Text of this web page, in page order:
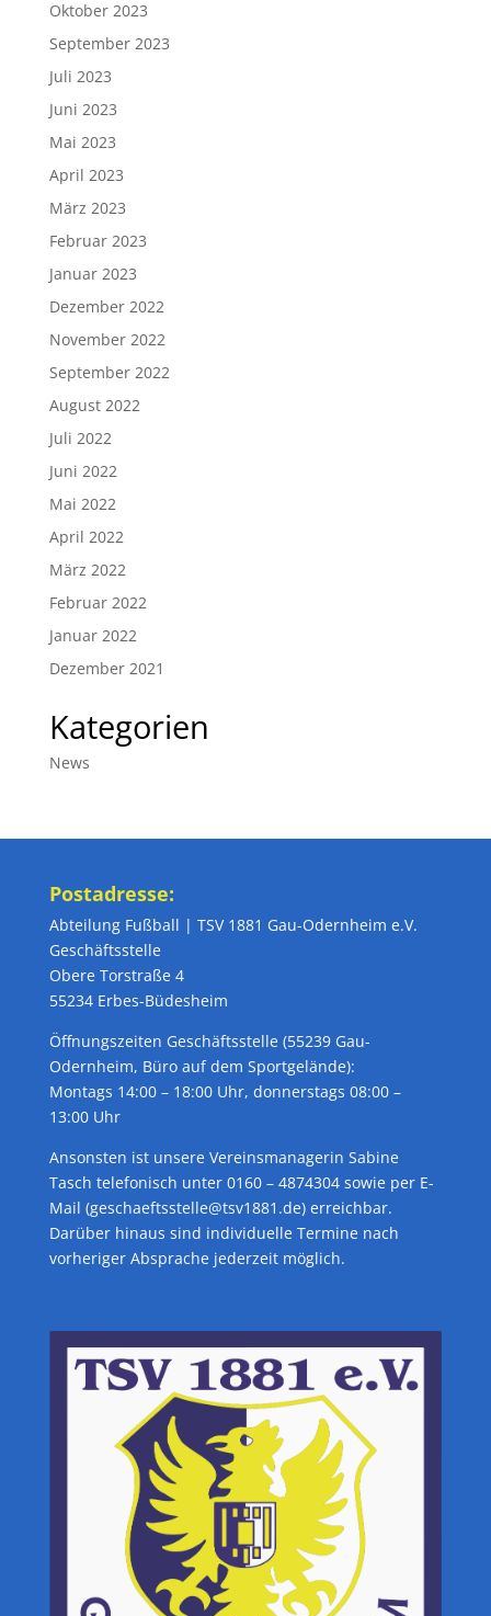
Oktober 2023
September 2023
Juli 2023
Juni 2023
Mai 2023
April 2023
März 2023
Februar 2023
Januar 2023
Dezember 2022
November 2022
September 2022
August 2022
Juli 2022
Juni 2022
Mai 2022
April 2022
März 2022
Februar 2022
Januar 2022
Dezember 2021
Kategorien
News
Postadresse:
Abteilung Fußball | TSV 1881 Gau-Odernheim e.V.
Geschäftsstelle
Obere Torstraße 4
55234 Erbes-Büdesheim
Öffnungszeiten Geschäftsstelle (55239 Gau-
Odernheim, Büro auf dem Sportgelände):
Montags 14:00 – 18:00 Uhr, donnerstags 08:00 –
13:00 Uhr
Ansonsten ist unsere Vereinsmanagerin Sabine
Tasch telefonisch unter 0160 – 4874304 sowie per E-
Mail (geschaeftsstelle@tsv1881.de) erreichbar.
Darüber hinaus sind individuelle Termine nach
vorheriger Absprache jederzeit möglich.